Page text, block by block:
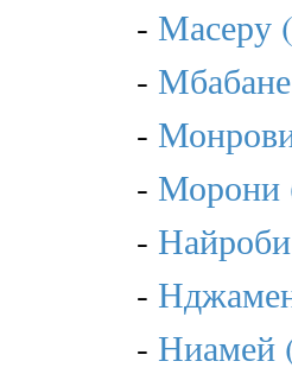
- Масеру
-
-
- Морони
-
-
- Ниамей